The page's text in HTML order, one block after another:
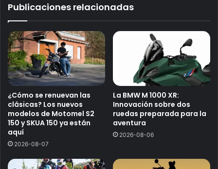
Publicaciones relacionadas
¿Cómo se renuevan las
clásicas? Los nuevos
modelos de Motomel S2
150 y SKUA 150 ya están
aquí
2026-08-07
La BMW M 1000 XR:
Innovación sobre dos
ruedas preparada para la
aventura
2026-08-06